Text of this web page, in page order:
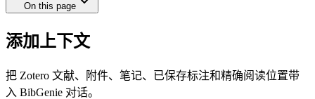
On this page
添加上下文
把 Zotero 文献、附件、笔记、已保存标注和精确阅读位置带
入 BibGenie 对话。